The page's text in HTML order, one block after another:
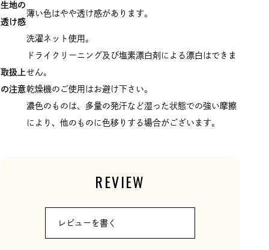
生地の
透け感
薄い色はやや透け感があります。
取扱上
の注意
洗濯ネット使用。
ドライクリーニング及び塩素漂白剤による漂白はできま
せん。
乾燥機のご使用はお避け下さい。
濃色のものは、多量の発汗など湿った状態での強い摩擦
により、他のものに色移りする場合がございます。
REVIEW
レビューを書く